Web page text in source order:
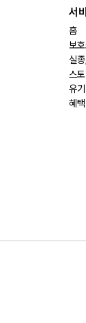
서
홈
보
실
스토
유
혜택